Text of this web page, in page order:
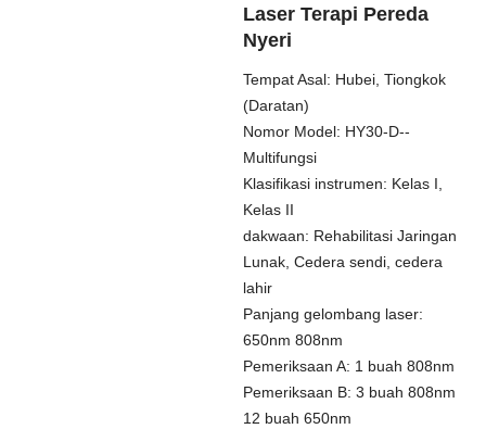
Laser Terapi Pereda
Nyeri
Tempat Asal: Hubei, Tiongkok
(Daratan)
Nomor Model: HY30-D--
Multifungsi
Klasifikasi instrumen: Kelas I,
Kelas II
dakwaan: Rehabilitasi Jaringan
Lunak, Cedera sendi, cedera
lahir
Panjang gelombang laser:
650nm 808nm
Pemeriksaan A: 1 buah 808nm
Pemeriksaan B: 3 buah 808nm
12 buah 650nm